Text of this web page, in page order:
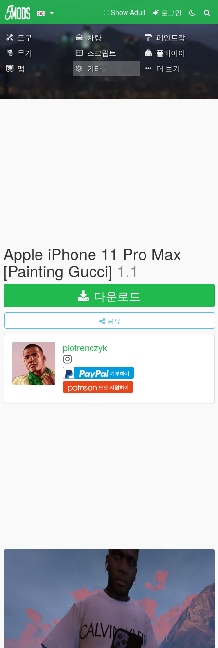
Show Adult 로그인
도구 차량
페인트잡
무기
스크립트
플레이어
맵
기타 더 보기
Apple iPhone 11 Pro Max
[Painting Gucci] 1.1
다운로드
공유
piotrenczyk
기부하기
으로 지원하기